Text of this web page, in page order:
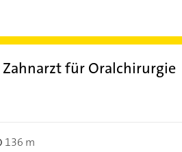
Zahnarzt für Oralchirurgie
136 m